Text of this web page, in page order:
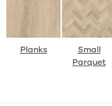
Planks
Small
Parquet